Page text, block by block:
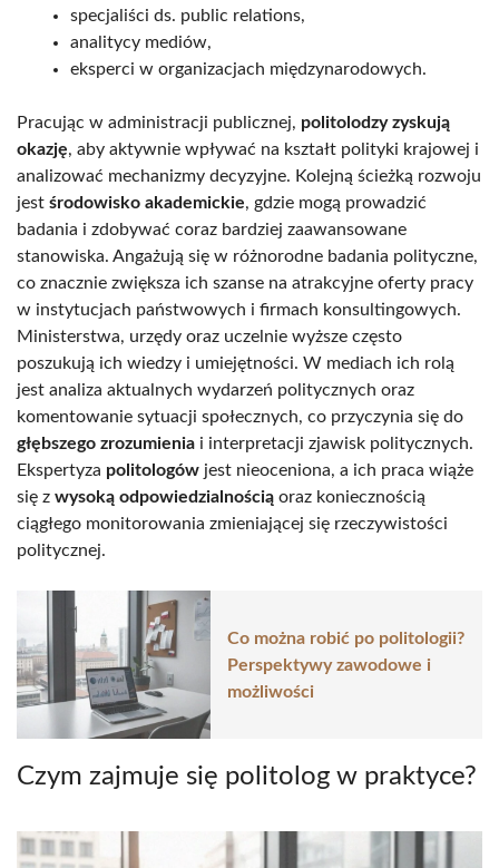
specjaliści ds. public relations,
analitycy mediów,
eksperci w organizacjach międzynarodowych.
Pracując w administracji publicznej, politolodzy zyskują
okazję, aby aktywnie wpływać na kształt polityki krajowej i
analizować mechanizmy decyzyjne. Kolejną ścieżką rozwoju
jest środowisko akademickie, gdzie mogą prowadzić
badania i zdobywać coraz bardziej zaawansowane
stanowiska. Angażują się w różnorodne badania polityczne,
co znacznie zwiększa ich szanse na atrakcyjne oferty pracy
w instytucjach państwowych i firmach konsultingowych.
Ministerstwa, urzędy oraz uczelnie wyższe często
poszukują ich wiedzy i umiejętności. W mediach ich rolą
jest analiza aktualnych wydarzeń politycznych oraz
komentowanie sytuacji społecznych, co przyczynia się do
głębszego zrozumienia i interpretacji zjawisk politycznych.
Ekspertyza politologów jest nieoceniona, a ich praca wiąże
się z wysoką odpowiedzialnością oraz koniecznością
ciągłego monitorowania zmieniającej się rzeczywistości
politycznej.
Co można robić po politologii?
Perspektywy zawodowe i
możliwości
Czym zajmuje się politolog w praktyce?